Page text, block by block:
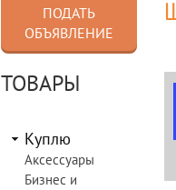
ПОДАТЬ
ОБЪЯВЛЕНИЕ
ТОВАРЫ
Куплю
Аксессуары
Бизнес и